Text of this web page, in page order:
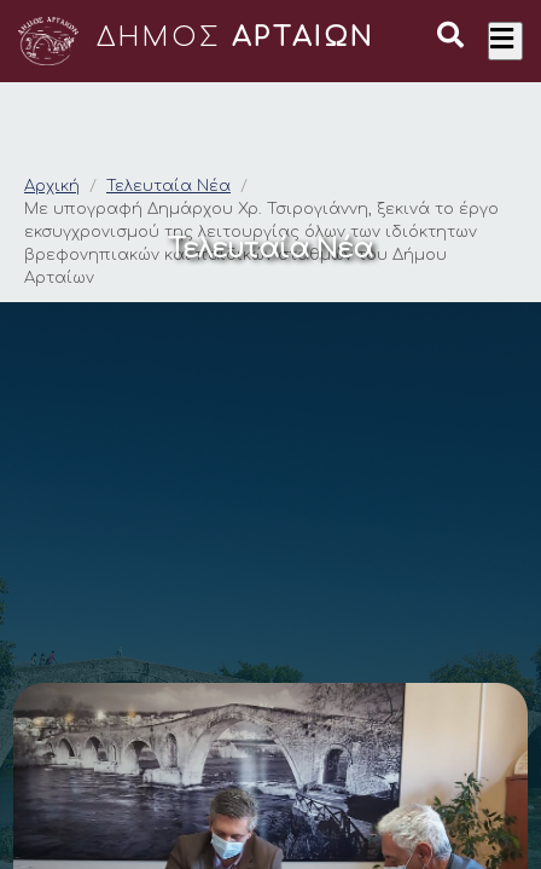
ΔΗΜΟΣ ΑΡΤΑΙΩΝ
Με υπογραφή
Αρχική
Τελευταία Νέα
Με υπογραφή Δημάρχου Χρ. Τσιρογιάννη, ξεκινά το έργο
εκσυγχρονισμού της λειτουργίας όλων των ιδιόκτητων
βρεφονηπιακών και παιδικών σταθμών του Δήμου
Αρταίων
Τελευταία Νέα